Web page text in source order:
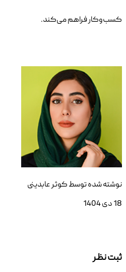
کسب‌وکار فراهم می‌کند.
نوشته شده توسطکوثر عابدینی
18 دی 1404
ثبت نظر